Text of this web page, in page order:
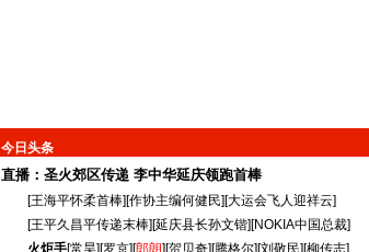
今日头条
直播：圣火郊区传递 李中华延庆领跑首棒
[王海平怀柔首棒][作协主编何健民][大运会飞人迎祥云]
[王平久昌平传递末棒][延庆县长孙文锴][NOKIA中国总裁]
火炬手[常昊][罗京][郎朗][贺贝奇][腾格尔][刘敬民][柳传志]